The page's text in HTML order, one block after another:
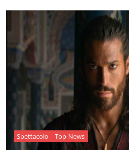
Spettacolo Top-News